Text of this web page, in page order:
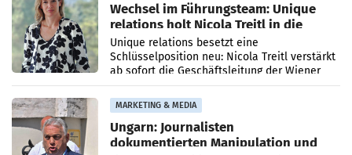
Wechsel im Führungsteam: Unique
relations holt Nicola Treitl in die
Geschäftsleitung
Unique relations besetzt eine
Schlüsselposition neu: Nicola Treitl verstärkt
ab sofort die Geschäftsleitung der Wiener
PR-Agentur an der Seite von Josef Kalina und
Anna Kalina-Mahr.
MARKETING & MEDIA
Ungarn: Journalisten
dokumentierten Manipulation und